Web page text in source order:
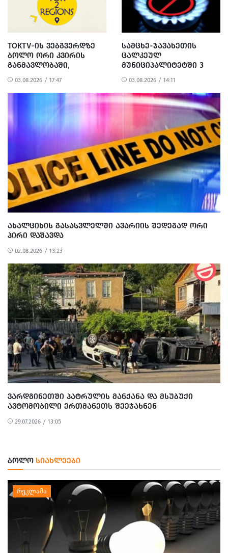
TOKTV-ᲘᲡ ᲕᲔᲑᲒᲕᲔᲠᲓᲖᲔ
ᲑᲝᲚᲝ ᲝᲠᲘ ᲙᲕᲘᲠᲘᲡ
ᲒᲐᲜᲛᲐᲕᲚᲝᲑᲐᲨᲘ,
ᲙᲘᲑᲔᲠᲨᲔᲢᲔᲕᲐ ᲝᲠᲯᲔᲠ
ᲒᲐᲜᲮᲝᲠᲪᲘᲔᲚᲓᲐ
03.08.2026 / 17:47
ᲡᲐᲛᲪᲮᲔ-ᲯᲐᲕᲐᲮᲔᲗᲘᲡ
ᲪᲐᲚᲙᲔᲣᲚ
ᲛᲣᲜᲘᲪᲘᲞᲐᲚᲘᲢᲔᲢᲨᲘ 3
ᲓᲦᲘᲗ ᲒᲐᲖᲘ ᲒᲐᲘᲗᲘᲨᲔᲑᲐ
03.08.2026 / 14:11
ᲐᲮᲐᲚᲪᲘᲮᲘᲡ ᲒᲐᲡᲐᲡᲕᲚᲔᲚᲨᲘ ᲐᲕᲐᲠᲘᲘᲡ ᲨᲔᲓᲔᲒᲐᲓ ᲝᲠᲘ
ᲞᲘᲠᲘ ᲓᲐᲨᲐᲕᲓᲐ
02.08.2026 / 13:23
ᲕᲐᲠᲓᲒᲘᲜᲔᲗᲨᲘ ᲞᲐᲢᲠᲣᲚᲘᲡ ᲛᲐᲜᲥᲐᲜᲐ ᲓᲐ ᲛᲡᲣᲑᲣᲥᲘ
ᲐᲕᲢᲝᲛᲝᲑᲘᲚᲘ ᲔᲠᲗᲛᲐᲜᲔᲗᲡ ᲨᲔᲔᲯᲐᲮᲜᲔᲜ
29.07.2026 / 13:05
ᲑᲝᲚᲝ ᲡᲘᲐᲮᲚᲔᲔᲑᲘ